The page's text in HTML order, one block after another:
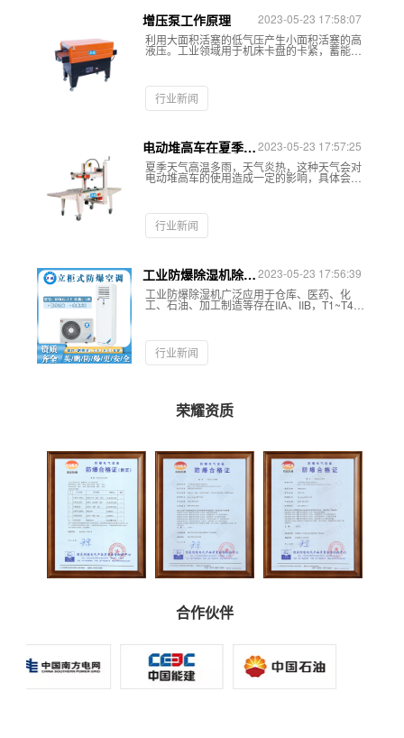
增压泵工作原理
2023-05-23 17:58:07
利用大面积活塞的低气压产生小面积活塞的高
液压。工业领域用于机床卡盘的卡紧，蓄能器
充气，高压瓶充气，降低压气体转换成高压气
试装置，均可采用增压泵。
行业新闻
电动堆高车在夏季使
用应该注意什么？
2023-05-23 17:57:25
夏季天气高温多雨，天气炎热，这种天气会对
电动堆高车的使用造成一定的影响，具体会产
生什么样的影响，和英鹏君一起看看吧！
行业新闻
工业防爆除湿机除湿
效果变差的原因有哪
些？
2023-05-23 17:56:39
工业防爆除湿机广泛应用于仓库、医药、化
工、石油、加工制造等存在IIA、IIB，T1~T4组
可燃性气体、蒸汽与空气混合形成易引发爆炸
湿、霉变，因此一般会购置工业防爆除湿机对
环境进行除湿。
行业新闻
荣耀资质
合作伙伴